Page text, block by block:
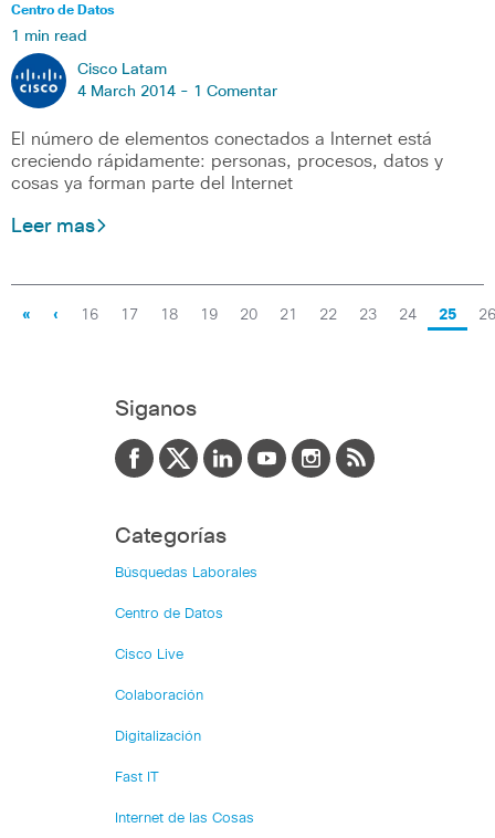
Centro de Datos
1 min read
Cisco Latam
4 March 2014 - 1 Comentar
El número de elementos conectados a Internet está
creciendo rápidamente: personas, procesos, datos y
cosas ya forman parte del Internet
Leer mas
« ‹ 16 17 18 19 20 21 22 23 24 25 26
Siganos
Categorías
Búsquedas Laborales
Centro de Datos
Cisco Live
Colaboración
Digitalización
Fast IT
Internet de las Cosas